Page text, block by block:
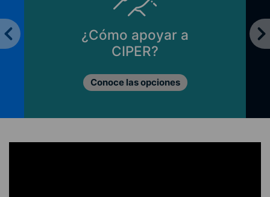
Principios de CIPER
Lo que nos mueve